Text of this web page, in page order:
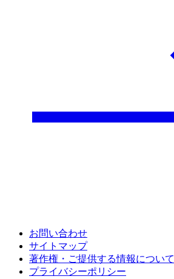
お問い合わせ
サイトマップ
著作権・ご提供する情報について
プライバシーポリシー